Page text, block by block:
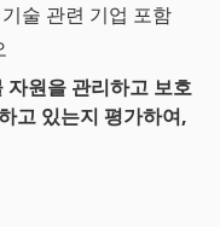
술 관련 기업 포함
원을 관리하고 보호
고 있는지 평가하여,